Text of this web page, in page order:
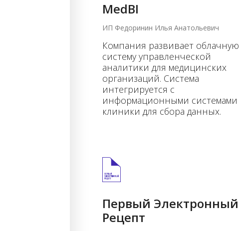
MedBI
ИП Федоринин Илья Анатольевич
Компания развивает облачную
систему управленческой
аналитики для медицинских
организаций. Система
интегрируется с
информационными системами
клиники для сбора данных.
Первый Электронный
Рецепт